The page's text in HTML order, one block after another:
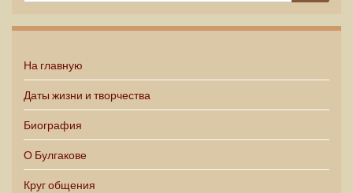
На главную
Даты жизни и творчества
Биография
О Булгакове
Круг общения